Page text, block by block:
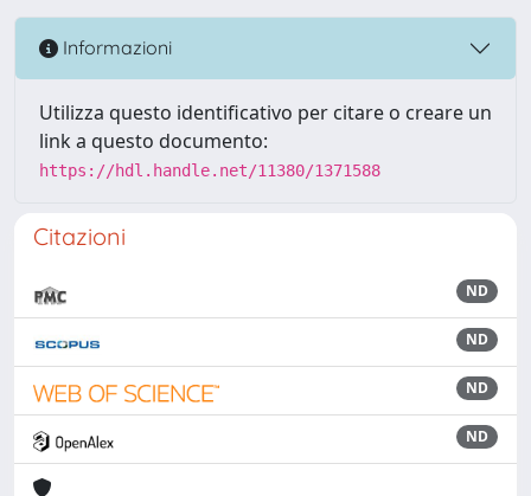
Informazioni
Utilizza questo identificativo per citare o creare un
link a questo documento:
https://hdl.handle.net/11380/1371588
Citazioni
ND
ND
ND
ND